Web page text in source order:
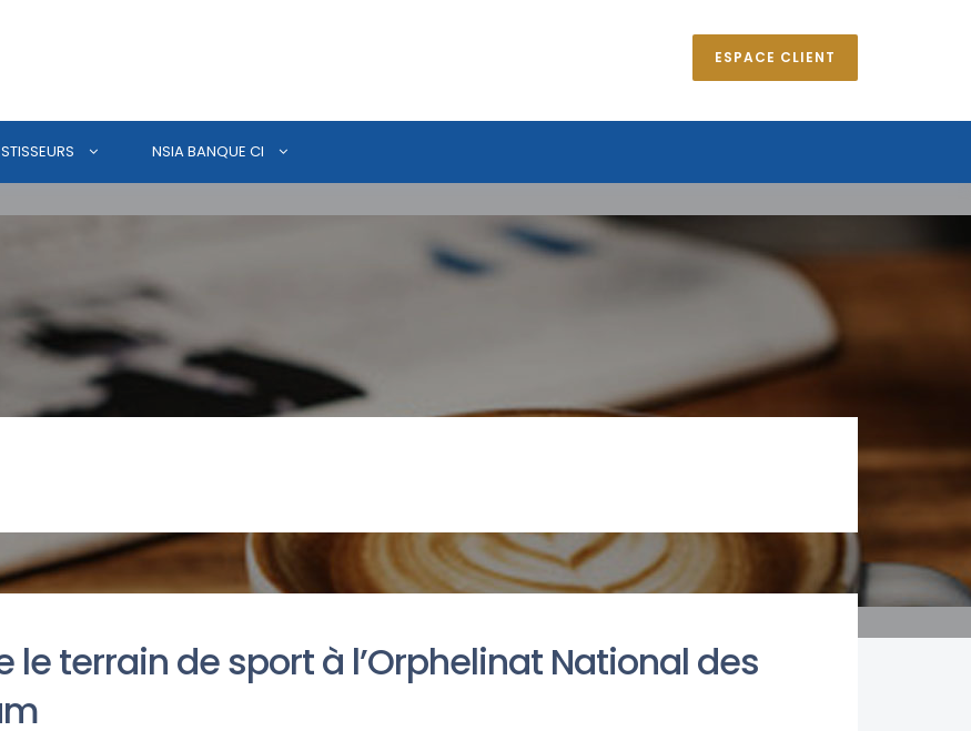
ESPACE CLIENT
NSIA BANQUE CI
le terrain de sport à l’Orphelinat National des